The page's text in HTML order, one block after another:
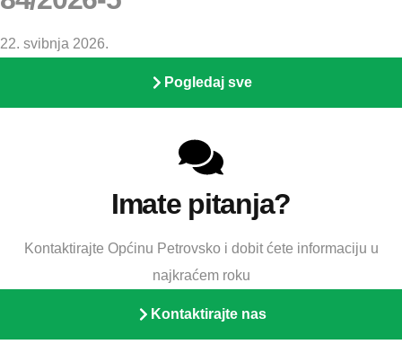
22. svibnja 2026.
Pogledaj sve
Imate pitanja?
Kontaktirajte Općinu Petrovsko i dobit ćete informaciju u
najkraćem roku
Kontaktirajte nas